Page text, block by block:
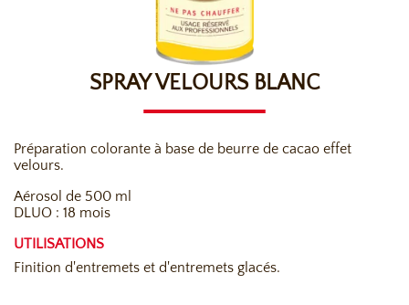
SPRAY VELOURS BLANC
Préparation colorante à base de beurre de cacao effet
velours.
Aérosol de 500 ml
DLUO : 18 mois
UTILISATIONS
Finition d'entremets et d'entremets glacés.